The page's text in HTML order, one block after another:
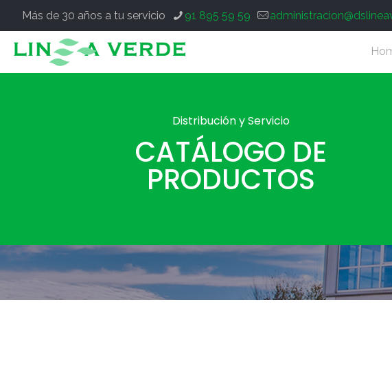
Más de 30 años a tu servicio 91 895 59 59
Distribución y Servicio
CATÁLOGO DE
PRODUCTOS